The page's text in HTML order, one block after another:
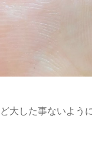
大した事ないよう